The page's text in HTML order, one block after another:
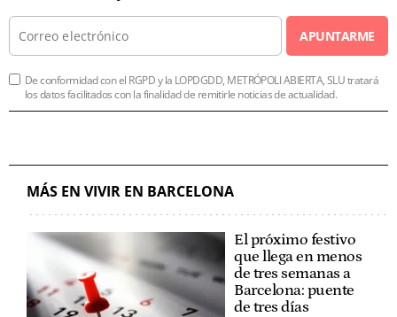
APUNTARME
De conformidad con el RGPD y la LOPDGDD, METRÓPOLI ABIERTA, SLU tratará
los datos facilitados con la finalidad de remitirle noticias de actualidad.
MÁS EN VIVIR EN BARCELONA
El próximo festivo
que llega en menos
de tres semanas a
Barcelona: puente
de tres días